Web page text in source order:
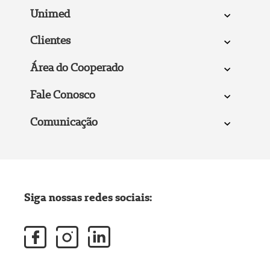
Unimed
Clientes
Área do Cooperado
Fale Conosco
Comunicação
Siga nossas redes sociais: